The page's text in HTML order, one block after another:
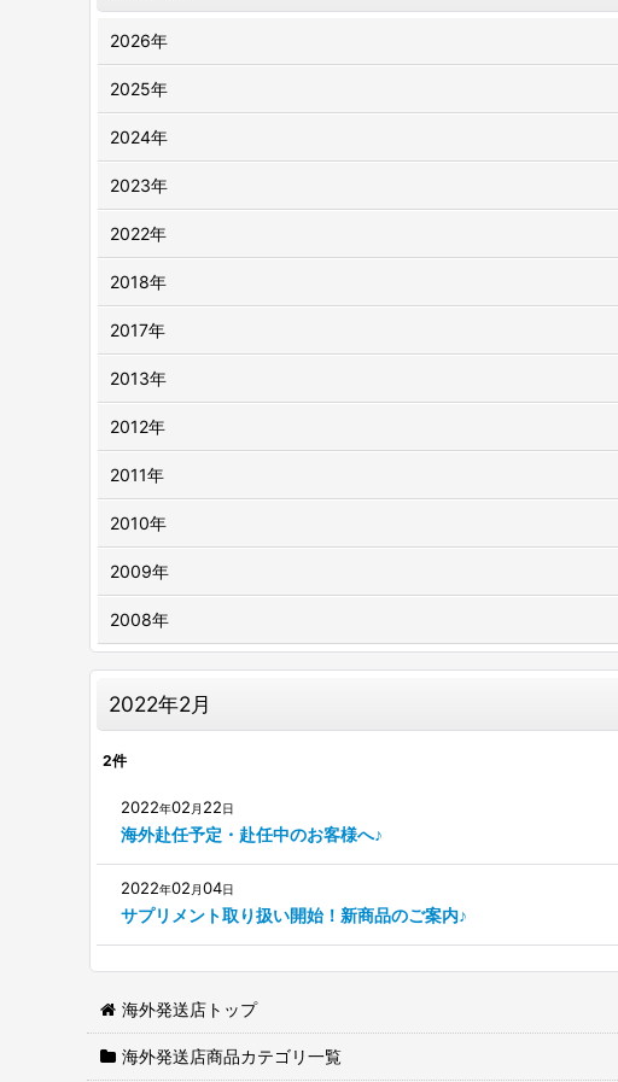
2022年2月
2件
2022年02 月 22日
海外赴任予定・赴任中のお客様へ♪
2022年02 月04日
サプリメント取り扱い開始！新商品のご案内♪
2026年
2025年
2024年
2023年
2022年
2018年
2017年
2013年
2012年
2011年
2010年
2009年
2008年
海外発送店トップ
海外発送店商品カテゴリ一覧